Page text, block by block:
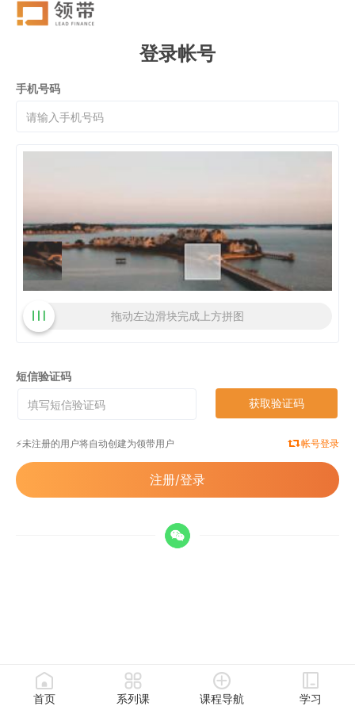
登录帐号
手机号码
拖动左边滑块完成上方拼图
短信验证码
获取验证码
⚡️未注册的用户将自动创建为领带用户 帐号登录
注册/登录
首页 系列课 课程导航 学习